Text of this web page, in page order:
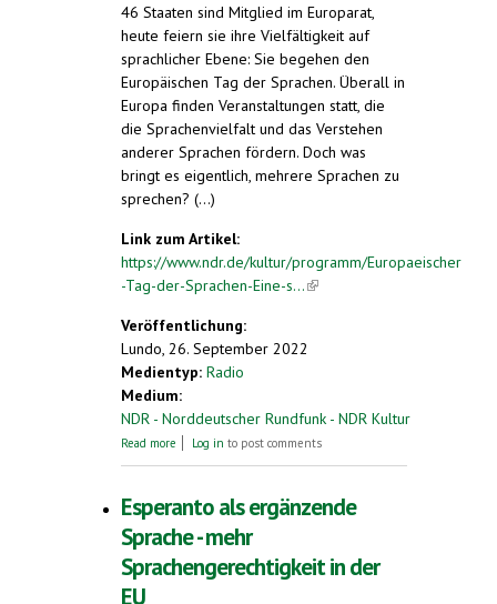
46 Staaten sind Mitglied im Europarat,
heute feiern sie ihre Vielfältigkeit auf
sprachlicher Ebene: Sie begehen den
Europäischen Tag der Sprachen. Überall in
Europa finden Veranstaltungen statt, die
die Sprachenvielfalt und das Verstehen
anderer Sprachen fördern. Doch was
bringt es eigentlich, mehrere Sprachen zu
sprechen? (...)
Link zum Artikel:
https://www.ndr.de/kultur/programm/Europaeischer
-Tag-der-Sprachen-Eine-s...(link is external)
Veröffentlichung:
Lundo, 26. September 2022
Medientyp: Radio
Medium:
NDR - Norddeutscher Rundfunk - NDR Kultur
Read more about Europäischer Tag der Sprachen - eine
Log in to post comments
Esperanto als ergänzende
Sprache - mehr
Sprachengerechtigkeit in der
EU